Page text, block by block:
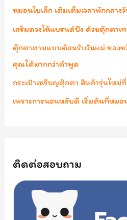
o
r
:
หมอนใบเล็ก เติมเต็มเวลาพักกลาง
เสริมดวงให้แบรนด์ปัง ด้วยตุ๊กตาเ
ตุ๊กตาตามแบบต้อนรับวันแม่ ของ
คุณได้มากกว่าคำพูด
กระเป๋าเหรียญตุ๊กตา สินค้ารุ่นใหม่
เพราะการนอนหลับดี เริ่มต้นที่หมอ
ติดต่อสอบถาม